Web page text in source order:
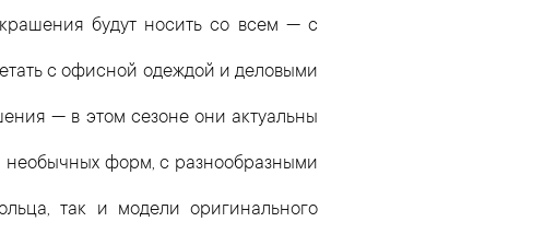
будут носить со всем — с
с офисной одеждой и деловыми
— в этом сезоне они актуальны
необычных форм, с разнообразными
так и модели оригинального